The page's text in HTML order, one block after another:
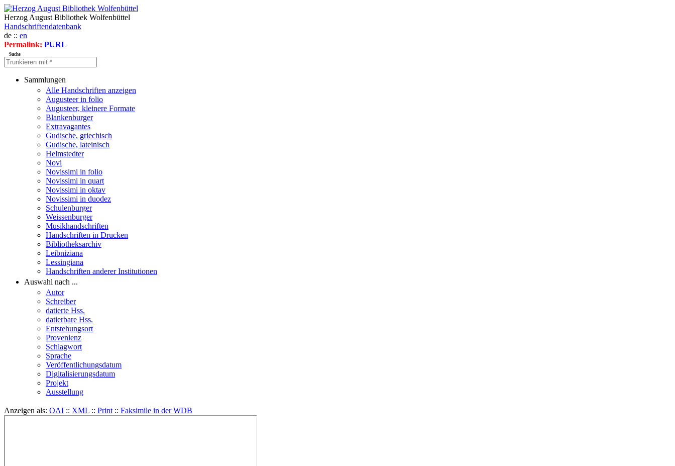
Herzog August Bibliothek Wolfenbüttel
Handschriftendatenbank
de :: en
Permalink: PURL
Suche
Sammlungen
Alle Handschriften anzeigen
Augusteer in folio
Augusteer, kleinere Formate
Blankenburger
Extravagantes
Gudische, griechisch
Gudische, lateinisch
Helmstedter
Novi
Novissimi in folio
Novissimi in quart
Novissimi in oktav
Novissimi in duodez
Schulenburger
Weissenburger
Musikhandschriften
Handschriften in Drucken
Bibliotheksarchiv
Leibniziana
Lessingiana
Handschriften anderer Institutionen
Auswahl nach ...
Autor
Schreiber
datierte Hss.
datierbare Hss.
Entstehungsort
Provenienz
Schlagwort
Sprache
Veröffentlichungsdatum
Digitalisierungsdatum
Projekt
Ausstellung
Anzeigen als: OAI :: XML :: Print :: Faksimile in der WDB